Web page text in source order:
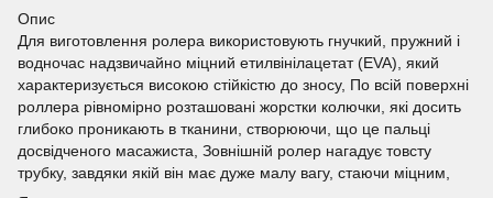
Опис
Для виготовлення ролера використовують гнучкий, пружний і
водночас надзвичайно міцний етилвінілацетат (EVA), який
характеризується високою стійкістю до зносу, По всій поверхні
роллера рівномірно розташовані жорстки колючки, які досить
глибоко проникають в тканини, створюючи, що це пальці
досвідченого масажиста, Зовнішній ролер нагадує товсту
трубку, завдяки якій він має дуже малу вагу, стаючи міцним,